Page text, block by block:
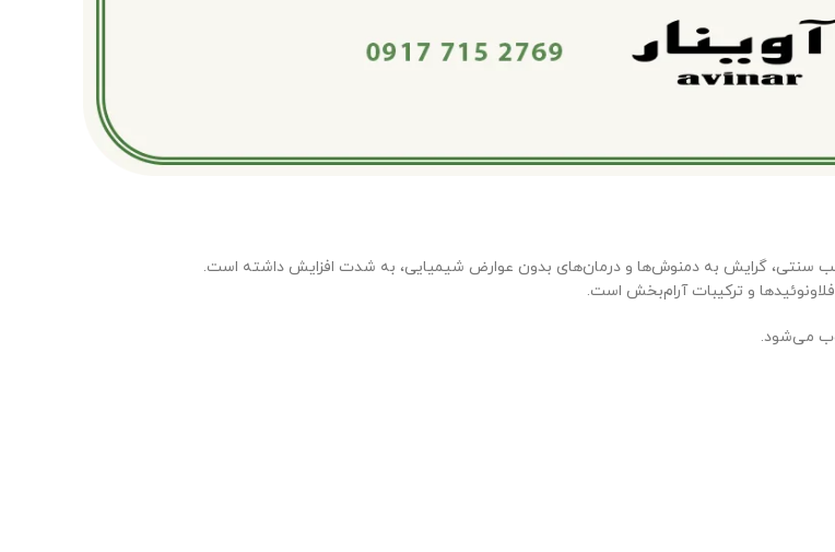
سنتی، گرایش به دمنوش‌ها و درمان‌های بدون عوارض شیمیایی، به شدت افزایش داشته است.
می‌شود.